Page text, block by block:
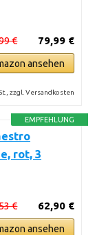
79,99 €
€
ansehen
zzgl. Versandkosten
EMPFEHLUNG
rot, 3
62,90 €
€
ansehen